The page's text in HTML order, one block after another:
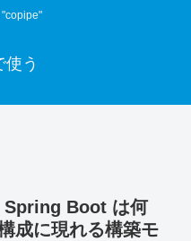
"copipe"
使う
Boot は何
成に現れる構築モ